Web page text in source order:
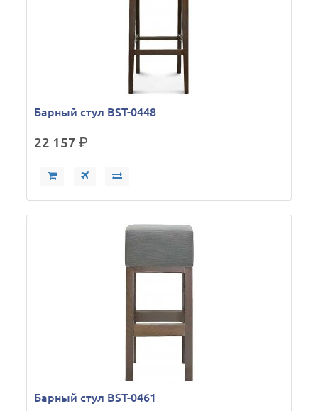
Барный стул BST-0448
22 157р.
Барный стул BST-0461